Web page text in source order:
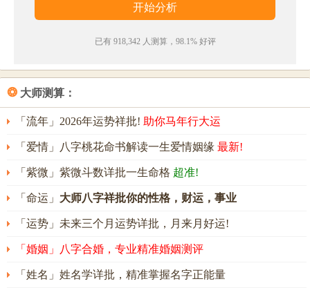
凰池。赤县求人隐，青门起路
——《送合宫苏明府颋》
·凤凰池涸台星拆，回首岐山忆至公。
——《隐尝在江陵忝故中令白公叨蒙知遇…遂成长
句》
凤岐名字五行属性
凤岐的姓名五行组合是：水-土。这种组合的人性格刚
强，不怕失败或打击，但是容易得罪人而引起反感，
人生的考验较多。其人意志坚定，只顾面子不务实
凤岐名字能打多少分？
已有 918,342 人测算，98.1% 好评
❂ 大师测算：
「流年」2026年运势祥批! 助你马年行大运
「爱情」八字桃花命书解读一生爱情姻缘 最新!
「紫微」紫微斗数详批一生命格 超准!
「命运」 大师八字祥批你的性格，财运，事业
「运势」未来三个月运势详批，月来月好运!
「婚姻」八字合婚，专业精准婚姻测评
「姓名」姓名学详批，精准掌握名字正能量